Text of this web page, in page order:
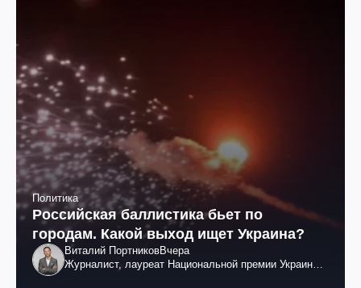
Политика
Российская баллистика бьет по
городам. Какой выход ищет Украина?
Виталий ПортниковВчера
Журналист, лауреат Национальной премии Украины